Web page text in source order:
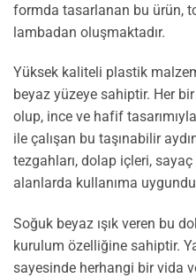
formda tasarlanan bu ürün,
lambadan oluşmaktadır.
Yüksek kaliteli plastik
beyaz yüzeye sahiptir. Her
olup, ince ve hafif
ile çalışan bu taşınabilir
tezgahları, dolap içleri,
alanlarda kullanıma
Soğuk beyaz ışık veren bu
kurulum özelliğine sahiptir.
sayesinde herhangi bir vida